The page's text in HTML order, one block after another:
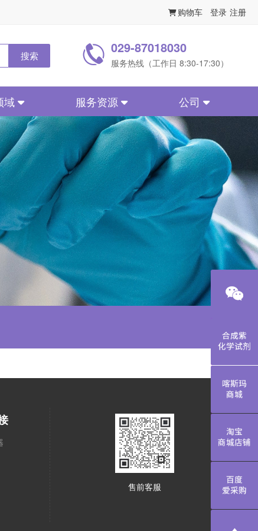
购物车 登录 注册
搜索
029-87018030
服务热线（工作日 8:30-17:30）
域 服务资源 公司
售前客服
合成紫化
喀斯玛商
淘宝商城
百度爱采购